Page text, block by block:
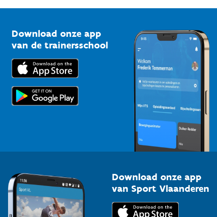
Bedrijven
Trainers en begeleiders
Topsporters
Vlaamse Trainersschool
Kennisplatform
Downloads
Voor de pers
Download onze app
van de trainersschool
Download onze app
van Sport Vlaanderen